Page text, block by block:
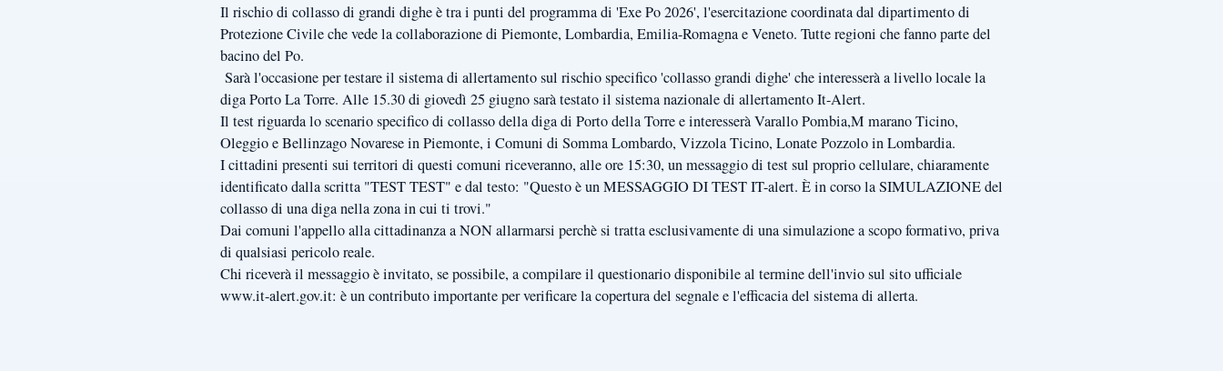
Il rischio di collasso di grandi dighe è tra i punti del programma di 'Exe Po 2026', l'esercitazione coordinata dal dipartimento di
Protezione Civile che vede la collaborazione di Piemonte, Lombardia, Emilia-Romagna e Veneto. Tutte regioni che fanno parte del
bacino del Po.
Sarà l'occasione per testare il sistema di allertamento sul rischio specifico 'collasso grandi dighe' che interesserà a livello locale la
diga Porto La Torre. Alle 15.30 di giovedì 25 giugno sarà testato il sistema nazionale di allertamento It-Alert.
Il test riguarda lo scenario specifico di collasso della diga di Porto della Torre e interesserà Varallo Pombia,M marano Ticino,
Oleggio e Bellinzago Novarese in Piemonte, i Comuni di Somma Lombardo, Vizzola Ticino, Lonate Pozzolo in Lombardia.
I cittadini presenti sui territori di questi comuni riceveranno, alle ore 15:30, un messaggio di test sul proprio cellulare, chiaramente
identificato dalla scritta "TEST TEST" e dal testo: "Questo è un MESSAGGIO DI TEST IT-alert. È in corso la SIMULAZIONE del
collasso di una diga nella zona in cui ti trovi."
Dai comuni l'appello alla cittadinanza a NON allarmarsi perchè si tratta esclusivamente di una simulazione a scopo formativo, priva
di qualsiasi pericolo reale.
Chi riceverà il messaggio è invitato, se possibile, a compilare il questionario disponibile al termine dell'invio sul sito ufficiale
www.it-alert.gov.it: è un contributo importante per verificare la copertura del segnale e l'efficacia del sistema di allerta.